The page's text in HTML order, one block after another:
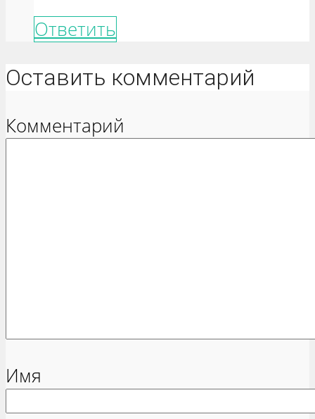
Ответить
Оставить комментарий
Комментарий
Имя